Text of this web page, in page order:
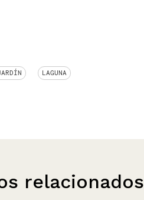
LAGUNA
relacionados